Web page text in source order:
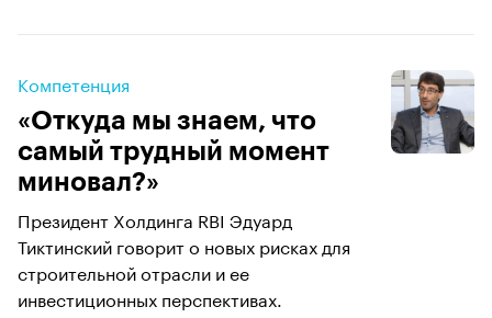
Компетенция
«Откуда мы знаем, что
самый трудный момент
миновал?»
Президент Холдинга RBI Эдуард
Тиктинский говорит о новых рисках для
строительной отрасли и ее
инвестиционных перспективах.